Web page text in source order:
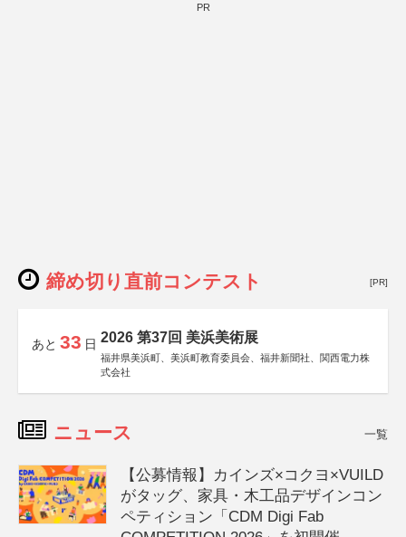
PR
締め切り直前コンテスト [PR]
あと 33 日 2026 第37回 美浜美術展
福井県美浜町、美浜町教育委員会、福井新聞社、関西電力株
式会社
ニュース 一覧
【公募情報】カインズ×コクヨ×VUILD
がタッグ、家具・木工品デザインコン
ペティション「CDM Digi Fab